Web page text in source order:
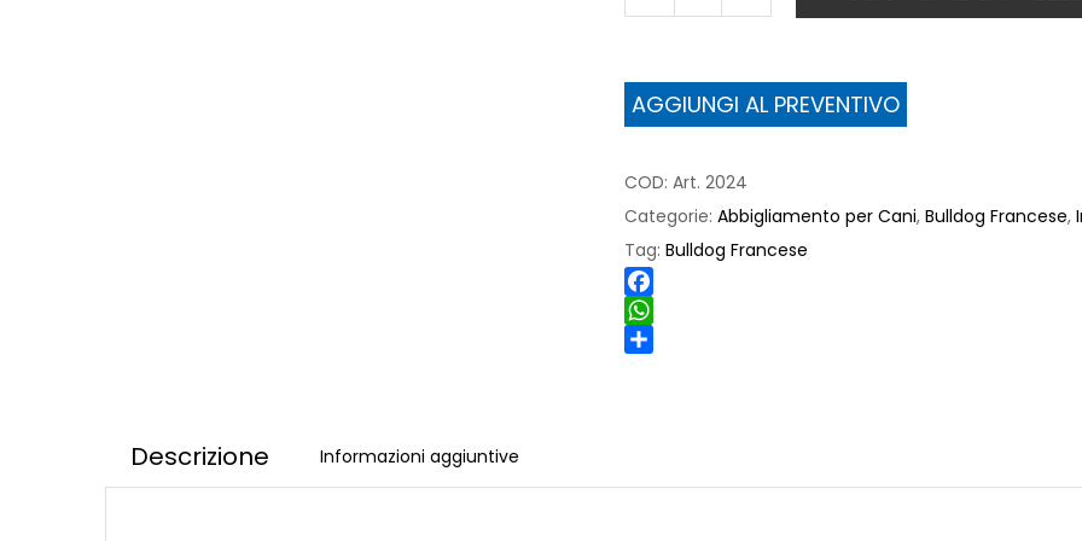
Francese
AGGIUNGI AL PREVENTIVO
COD: Art. 2024
Categorie: Abbigliamento per Cani, Bulldog Francese,
Tag: Bulldog Francese
Facebook
WhatsApp
Descrizione Informazioni aggiuntive